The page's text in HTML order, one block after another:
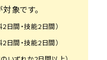
象です。
日間・技能2日間）
日間・技能2日間）